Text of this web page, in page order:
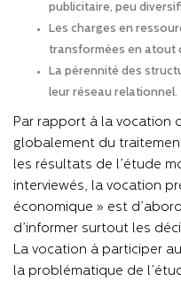
publicitaire, peu
Les charges en
transformées en atout
La pérennité des
leur réseau relationnel.
Par rapport à la vocation
globalement du
les résultats de l’étude
interviewés, la vocation
économique » est
d’informer surtout les
La vocation à participer
la problématique de